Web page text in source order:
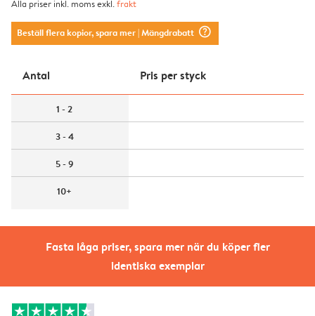
Fasta låga priser, spara mer när du köper fler
identiska exemplar
Alla priser inkl. moms exkl.frakt
Beställ flera kopior, spara mer| Mängdrabatt question_mark_circle
Antal Pris per styck
1 - 2
3 - 4
5 - 9
10+